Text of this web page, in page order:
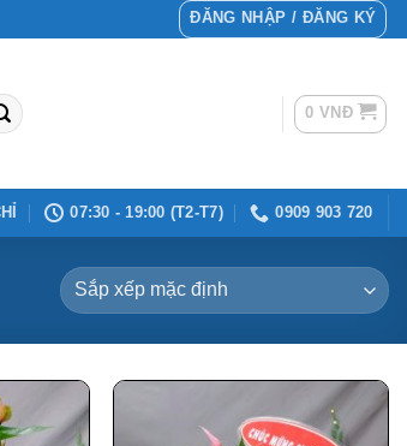
ĐĂNG NHẬP / ĐĂNG KÝ
0 VNĐ
07:30 - 19:00 (T2-T7) 0909 903 720